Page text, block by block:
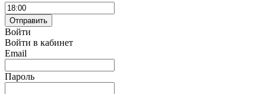
Отправить
Войти
Войти в кабинет
Email
Пароль